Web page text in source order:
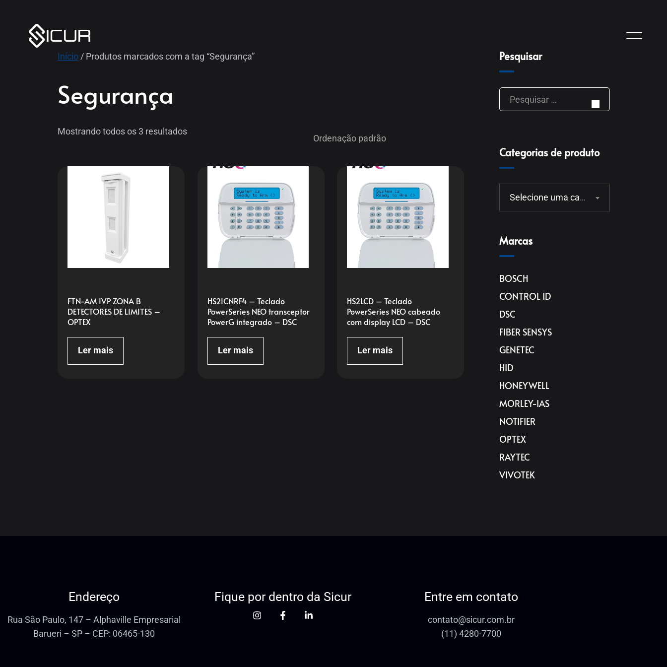
Início/ Produtos marcados com a tag “Segurança”
Segurança
Mostrando todos os 3 resultados
FTN-AM IVP ZONA B
DETECTORES DE LIMITES –
OPTEX
Ler mais
HS2ICNRF4 – Teclado
PowerSeries NEO transceptor
PowerG integrado – DSC
Ler mais
HS2LCD – Teclado
PowerSeries NEO cabeado
com display LCD – DSC
Ler mais
Pesquisar
Categorias de produto
Selecione uma categoria
Marcas
BOSCH
CONTROL ID
DSC
FIBER SENSYS
GENETEC
HID
HONEYWELL
MORLEY-IAS
NOTIFIER
OPTEX
RAYTEC
VIVOTEK
Endereço
Rua São Paulo, 147 – Alphaville Empresarial
Barueri – SP – CEP: 06465-130
Fique por dentro da Sicur Entre em contato
contato@sicur.com.br
(11) 4280-7700